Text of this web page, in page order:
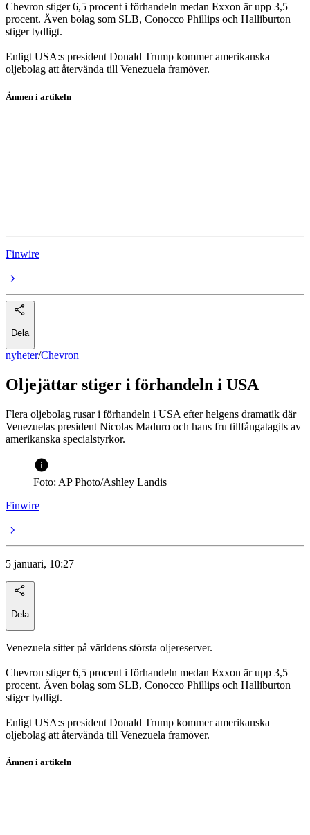
Chevron stiger 6,5 procent i förhandeln medan Exxon är upp 3,5
procent. Även bolag som SLB, Conocco Phillips och Halliburton
stiger tydligt.
Enligt USA:s president Donald Trump kommer amerikanska
oljebolag att återvända till Venezuela framöver.
Ämnen i artikeln
Finwire
Dela
nyheter/Chevron
Oljejättar stiger i förhandeln i USA
Flera oljebolag rusar i förhandeln i USA efter helgens dramatik där
Venezuelas president Nicolas Maduro och hans fru tillfångatagits av
amerikanska specialstyrkor.
Foto: AP Photo/Ashley Landis
Finwire
5 januari, 10:27
Dela
Venezuela sitter på världens största oljereserver.
Chevron stiger 6,5 procent i förhandeln medan Exxon är upp 3,5
procent. Även bolag som SLB, Conocco Phillips och Halliburton
stiger tydligt.
Enligt USA:s president Donald Trump kommer amerikanska
oljebolag att återvända till Venezuela framöver.
Ämnen i artikeln